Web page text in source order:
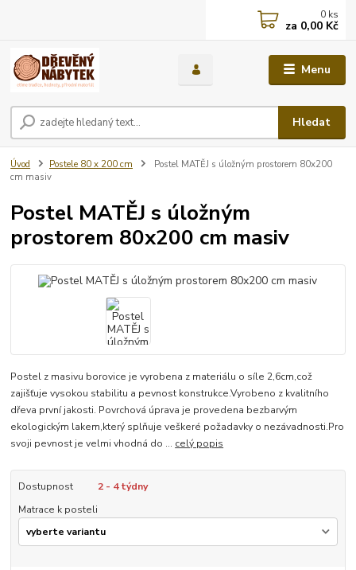
Menu
Hledat
0 ks
za 0,00 Kč
Úvod Postele 80 x 200 cm
Postel MATĚJ s úložným prostorem 80x200
cm masiv
Postel MATĚJ s úložným
prostorem 80x200 cm masiv
Postel z masivu borovice je vyrobena z materiálu o síle 2,6cm,což
zajišťuje vysokou stabilitu a pevnost konstrukce.Vyrobeno z kvalitního
dřeva první jakosti. Povrchová úprava je provedena bezbarvým
ekologickým lakem,který splňuje veškeré požadavky o nezávadnosti.Pro
svoji pevnost je velmi vhodná do ... celý popis
Dostupnost
2 - 4 týdny
Matrace k posteli